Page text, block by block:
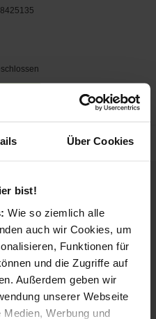
Über Cookies
bist!
Wie so ziemlich alle
auch wir Cookies, um
Funktionen für
und die Zugriffe auf
Außerdem geben wir
unserer Webseite
Werbung und